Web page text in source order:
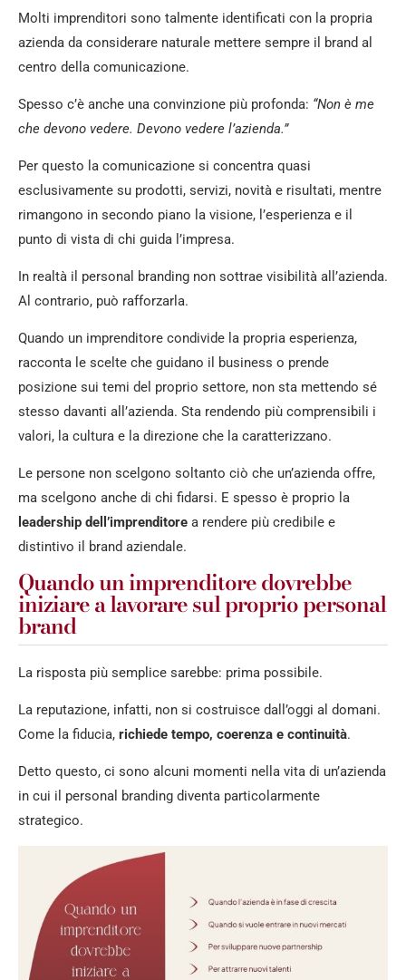
Molti imprenditori sono talmente identificati con la propria
azienda da considerare naturale mettere sempre il brand al
centro della comunicazione.
Spesso c’è anche una convinzione più profonda: “Non è me
che devono vedere. Devono vedere l’azienda.”
Per questo la comunicazione si concentra quasi
esclusivamente su prodotti, servizi, novità e risultati, mentre
rimangono in secondo piano la visione, l’esperienza e il
punto di vista di chi guida l’impresa.
In realtà il personal branding non sottrae visibilità all’azienda.
Al contrario, può rafforzarla.
Quando un imprenditore condivide la propria esperienza,
racconta le scelte che guidano il business o prende
posizione sui temi del proprio settore, non sta mettendo sé
stesso davanti all’azienda. Sta rendendo più comprensibili i
valori, la cultura e la direzione che la caratterizzano.
Le persone non scelgono soltanto ciò che un’azienda offre,
ma scelgono anche di chi fidarsi. E spesso è proprio la
leadership dell’imprenditore a rendere più credibile e
distintivo il brand aziendale.
Quando un imprenditore dovrebbe
iniziare a lavorare sul proprio personal
brand
La risposta più semplice sarebbe: prima possibile.
La reputazione, infatti, non si costruisce dall’oggi al domani.
Come la fiducia, richiede tempo, coerenza e continuità.
Detto questo, ci sono alcuni momenti nella vita di un’azienda
in cui il personal branding diventa particolarmente
strategico.